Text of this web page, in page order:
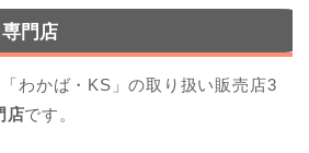
門店
わかば・KS」の取り扱い販売店3
店です。